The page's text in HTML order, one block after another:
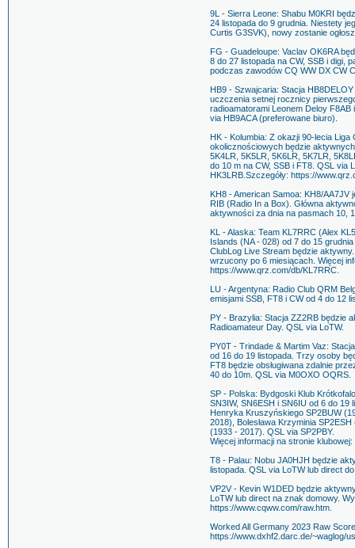
9L - Sierra Leone: Shabu M0KRI
24 listopada do 9 grudnia. Niestety
Curtis G3SVK), nowy zostanie
FG - Guadeloupe: Vaclav OK6RA
8 do 27 listopada na CW, SSB i digi,
podczas zawodów CQ WW DX CW
HB9 - Szwajcaria: Stacja
uczczenia setnej rocznicy
radioamatorami Leonem Deloy
via HB9ACA (preferowane biuro).
HK - Kolumbia: Z okazji 90-lecia Liga
okolicznościowych będzie
5K4LR, 5K5LR, 5K6LR, 5K7LR,
do 10 m na CW, SSB i FT8. QSL via
HK3LRB.Szczegóły: https://
KH8 - American Samoa: KH8/
RIB (Radio In a Box). Główna
aktywności za dnia na pasmach 10,
KL - Alaska: Team KL7RRC (Alex
Islands (NA - 028) od 7 do 15
ClubLog Live Stream będzie
wrzucony po 6 miesiącach. Więcej
https://www.qrz.com/db/KL7RRC.
LU - Argentyna: Radio Club QRM
emisjami SSB, FT8 i CW od 4 do 12
PY - Brazylia: Stacja ZZ2RB będzie
Radioamateur Day. QSL via LoTW.
PY0T - Trindade & Martim Vaz:
od 16 do 19 listopada. Trzy osoby
FT8 będzie obsługiwana zdalnie
40 do 10m. QSL via M0OXO OQRS.
SP - Polska: Bydgoski Klub
SN3IW, SN6ESH i SN6IU od 6 do
Henryka Kruszyńskiego SP2BUW
2018), Bolesława Krzyminia
(1933 - 2017). QSL via SP2PBY.
Więcej informacji na stronie
T8 - Palau: Nobu JA0HJH będzie
listopada. QSL via LoTW lub direct
VP2V - Kevin W1DED będzie
LoTW lub direct na znak domowy.
https://www.cqww.com/raw.htm.
Worked All Germany 2023 Raw
https://www.dxhf2.darc.de/~waglog/